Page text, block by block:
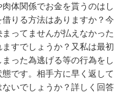
体関係でお金を貰うのはし
りる方法はありますか？今
ってませんが払えなかった
すでしょうか？又私は最初
った為逃げる等の行為をし
です。相手方に早く返して
いでしょうか？詳しく回答